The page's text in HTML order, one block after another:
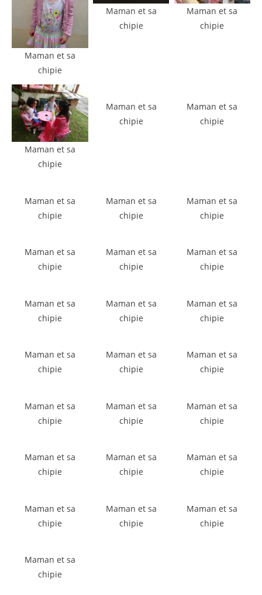
Maman et sa
chipie
Maman et sa
chipie
Maman et sa
chipie
Maman et sa
chipie
Maman et sa
chipie
Maman et sa
chipie
Maman et sa
chipie
Maman et sa
chipie
Maman et sa
chipie
Maman et sa
chipie
Maman et sa
chipie
Maman et sa
chipie
Maman et sa
chipie
Maman et sa
chipie
Maman et sa
chipie
Maman et sa
chipie
Maman et sa
chipie
Maman et sa
chipie
Maman et sa
chipie
Maman et sa
chipie
Maman et sa
chipie
Maman et sa
chipie
Maman et sa
chipie
Maman et sa
chipie
Maman et sa
chipie
Maman et sa
chipie
Maman et sa
chipie
Maman et sa
chipie